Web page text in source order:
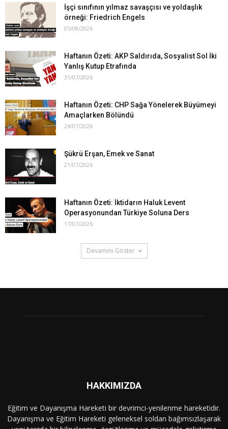
İşçi sınıfının yılmaz savaşçısı ve yoldaşlık
örneği: Friedrich Engels
05/08/2026
Haftanın Özeti: AKP Saldırıda, Sosyalist Sol İki
Yanlış Kutup Etrafında
31/07/2026
Haftanın Özeti: CHP Sağa Yönelerek Büyümeyi
Amaçlarken Bölündü
24/07/2026
Şükrü Erşan, Emek ve Sanat
21/07/2026
Haftanın Özeti: İktidarın Haluk Levent
Operasyonundan Türkiye Soluna Ders
17/07/2026
Devamını Göster
HAKKIMIZDA
Eğitim ve Dayanışma Hareketi bir devrimci-yenilenme hareketidir.
Dayanışma ve Eğitim Hareketi geleneksel soldan bağımsızlaşarak